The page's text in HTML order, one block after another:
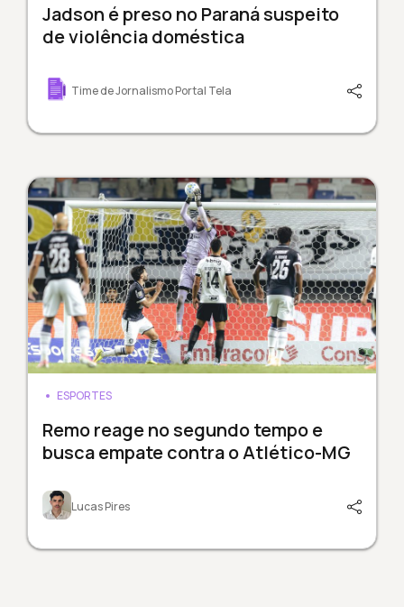
Jadson é preso no Paraná suspeito
de violência doméstica
Time de Jornalismo Portal Tela
ESPORTES
Remo reage no segundo tempo e
busca empate contra o Atlético-MG
Lucas Pires